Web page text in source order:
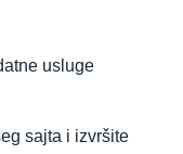
usluge
sajta i izvršite